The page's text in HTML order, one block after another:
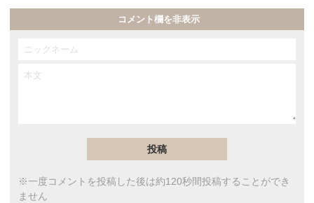
コメント欄を非表示
※一度コメントを投稿した後は約120秒間投稿することができ
ません